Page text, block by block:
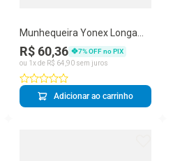
Munhequeira Yonex Longa
Branca
R$ 60,36 7% OFF no PIX
ou 1 x de R$ 64,90 sem juros
Adicionar ao carrinho